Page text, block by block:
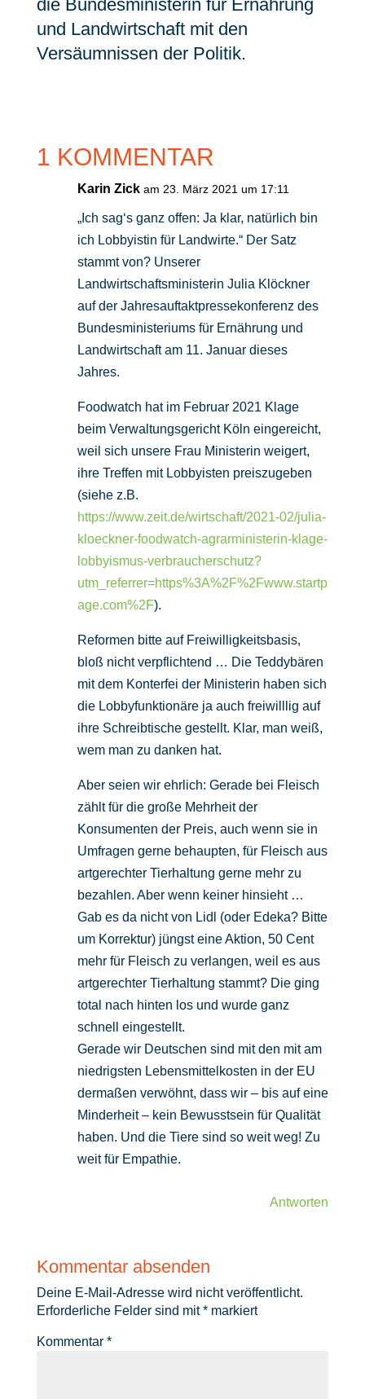
die Bundesministerin für Ernährung
und Landwirtschaft mit den
Versäumnissen der Politik.
1 KOMMENTAR
Karin Zick am 23. März 2021 um 17:11
„Ich sag‘s ganz offen: Ja klar, natürlich bin
ich Lobbyistin für Landwirte.“ Der Satz
stammt von? Unserer
Landwirtschaftsministerin Julia Klöckner
auf der Jahresauftaktpressekonferenz des
Bundesministeriums für Ernährung und
Landwirtschaft am 11. Januar dieses
Jahres.
Foodwatch hat im Februar 2021 Klage
beim Verwaltungsgericht Köln eingereicht,
weil sich unsere Frau Ministerin weigert,
ihre Treffen mit Lobbyisten preiszugeben
(siehe z.B.
https://www.zeit.de/wirtschaft/2021-02/julia-
kloeckner-foodwatch-agrarministerin-klage-
lobbyismus-verbraucherschutz?
utm_referrer=https%3A%2F%2Fwww.startp
age.com%2F).
Reformen bitte auf Freiwilligkeitsbasis,
bloß nicht verpflichtend … Die Teddybären
mit dem Konterfei der Ministerin haben sich
die Lobbyfunktionäre ja auch freiwilllig auf
ihre Schreibtische gestellt. Klar, man weiß,
wem man zu danken hat.
Aber seien wir ehrlich: Gerade bei Fleisch
zählt für die große Mehrheit der
Konsumenten der Preis, auch wenn sie in
Umfragen gerne behaupten, für Fleisch aus
artgerechter Tierhaltung gerne mehr zu
bezahlen. Aber wenn keiner hinsieht …
Gab es da nicht von Lidl (oder Edeka? Bitte
um Korrektur) jüngst eine Aktion, 50 Cent
mehr für Fleisch zu verlangen, weil es aus
artgerechter Tierhaltung stammt? Die ging
total nach hinten los und wurde ganz
schnell eingestellt.
Gerade wir Deutschen sind mit den mit am
niedrigsten Lebensmittelkosten in der EU
dermaßen verwöhnt, dass wir – bis auf eine
Minderheit – kein Bewusstsein für Qualität
haben. Und die Tiere sind so weit weg! Zu
weit für Empathie.
Antworten
Kommentar absenden
Deine E-Mail-Adresse wird nicht veröffentlicht.
Erforderliche Felder sind mit*markiert
Kommentar *